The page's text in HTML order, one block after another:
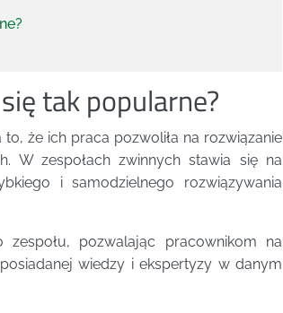
tak popularne?
że ich praca pozwoliła na rozwiązanie
W zespołach zwinnych stawia się na
i samodzielnego rozwiązywania
pozwalając pracownikom na
wiedzy i ekspertyzy w danym